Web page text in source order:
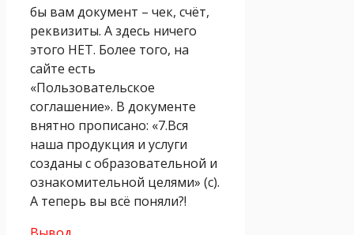
бы вам документ – чек, счёт,
реквизиты. А здесь ничего
этого НЕТ. Более того, на
сайте есть
«Пользовательское
соглашение». В документе
внятно прописано: «7.Вся
наша продукция и услуги
созданы с образовательной и
ознакомительной целями» (с).
А теперь вы всё поняли?!